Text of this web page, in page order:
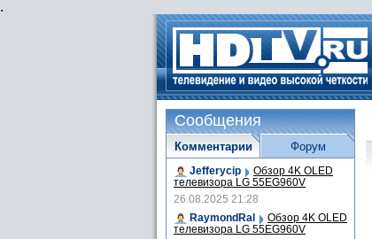
.
Сообщения
Комментарии
Jefferycip Обзор 4K OLED
телевизора LG 55EG960V
26.08.2025 21:28
RaymondRal
Обзор 4K OLED
телевизора LG 55EG960V
Форум